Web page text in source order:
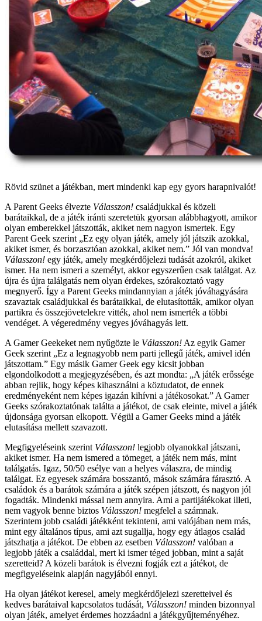
Rövid szünet a játékban, mert mindenki kap egy gyors harapnivalót!
A Parent Geeks élvezte Válasszon! családjukkal és közeli
barátaikkal, de a játék iránti szeretetük gyorsan alábbhagyott, amikor
olyan emberekkel játszották, akiket nem nagyon ismertek. Egy
Parent Geek szerint „Ez egy olyan játék, amely jól játszik azokkal,
akiket ismer, és borzasztóan azokkal, akiket nem.” Jól van mondva!
Válasszon! egy játék, amely megkérdőjelezi tudását azokról, akiket
ismer. Ha nem ismeri a személyt, akkor egyszerűen csak találgat. Az
újra és újra találgatás nem olyan érdekes, szórakoztató vagy
megnyerő. Így a Parent Geeks mindannyian a játék jóváhagyására
szavaztak családjukkal és barátaikkal, de elutasították, amikor olyan
partikra és összejövetelekre vitték, ahol nem ismerték a többi
vendéget. A végeredmény vegyes jóváhagyás lett.
A Gamer Geekeket nem nyűgözte le Válasszon! Az egyik Gamer
Geek szerint „Ez a legnagyobb nem parti jellegű játék, amivel idén
játszottam.” Egy másik Gamer Geek egy kicsit jobban
elgondolkodott a megjegyzésében, és azt mondta: „A játék erőssége
abban rejlik, hogy képes kihasználni a köztudatot, de ennek
eredményeként nem képes igazán kihívni a játékosokat.” A Gamer
Geeks szórakoztatónak találta a játékot, de csak eleinte, mivel a játék
újdonsága gyorsan elkopott. Végül a Gamer Geeks mind a játék
elutasítása mellett szavazott.
Megfigyeléseink szerint Válasszon! legjobb olyanokkal játszani,
akiket ismer. Ha nem ismered a tömeget, a játék nem más, mint
találgatás. Igaz, 50/50 esélye van a helyes válaszra, de mindig
találgat. Ez egyesek számára bosszantó, mások számára fárasztó. A
családok és a barátok számára a játék szépen játszott, és nagyon jól
fogadták. Mindenki mással nem annyira. Ami a partijátékokat illeti,
nem vagyok benne biztos Válasszon! megfelel a számnak.
Szerintem jobb családi játékként tekinteni, ami valójában nem más,
mint egy általános típus, ami azt sugallja, hogy egy átlagos család
játszhatja a játékot. De ebben az esetben Válasszon! valóban a
legjobb játék a családdal, mert ki ismer téged jobban, mint a saját
szeretteid? A közeli barátok is élvezni fogják ezt a játékot, de
megfigyeléseink alapján nagyjából ennyi.
Ha olyan játékot keresel, amely megkérdőjelezi szeretteivel és
kedves barátaival kapcsolatos tudását, Válasszon! minden bizonnyal
olyan játék, amelyet érdemes hozzáadni a játékgyűjteményéhez.